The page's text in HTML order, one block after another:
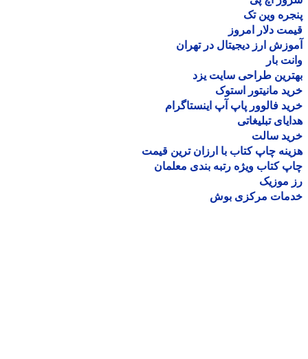
وین تک
دلار امروز
ارز دیجیتال در تهران
بار
طراحی سایت یزد
مانیتور استوک
فالوور پاپ آپ اینستاگرام
تبلیغاتی
سالت
چاپ کتاب با ارزان ترین قیمت
کتاب ویژه رتبه بندی معلمان
موزیک
مرکزی بوش